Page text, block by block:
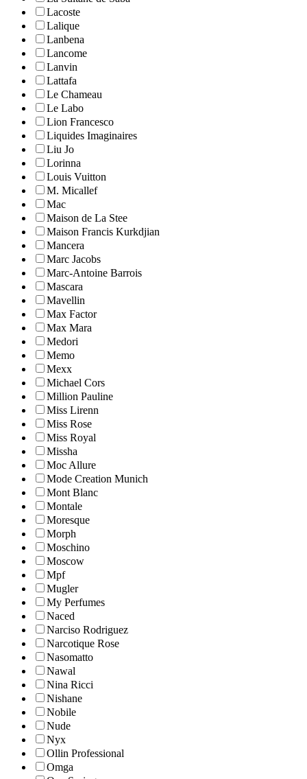
Lacoste
Lalique
Lanbena
Lancome
Lanvin
Lattafa
Le Chameau
Le Labo
Lion Francesco
Liquides Imaginaires
Liu Jo
Lorinna
Louis Vuitton
M. Micallef
Mac
Maison de La Stee
Maison Francis Kurkdjian
Mancera
Marc Jacobs
Marc-Antoine Barrois
Mascara
Mavellin
Max Factor
Max Mara
Medori
Memo
Mexx
Michael Cors
Million Pauline
Miss Lirenn
Miss Rose
Miss Royal
Missha
Moc Allure
Mode Creation Munich
Mont Blanc
Montale
Moresque
Morph
Moschino
Moscow
Mpf
Mugler
My Perfumes
Naced
Narciso Rodriguez
Narcotique Rose
Nasomatto
Nawal
Nina Ricci
Nishane
Nobile
Nude
Nyx
Ollin Professional
Omga